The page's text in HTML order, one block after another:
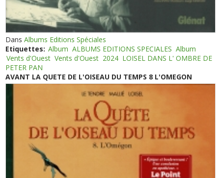
DansAlbums Editions Spéciales
Etiquettes: Album ALBUMS EDITIONS SPECIALES Album
Vents d'Ouest Vents d'Ouest 2024 LOISEL DANS L' OMBRE DE
PETER PAN
AVANT LA QUETE DE L'OISEAU DU TEMPS 8 L'OMEGON